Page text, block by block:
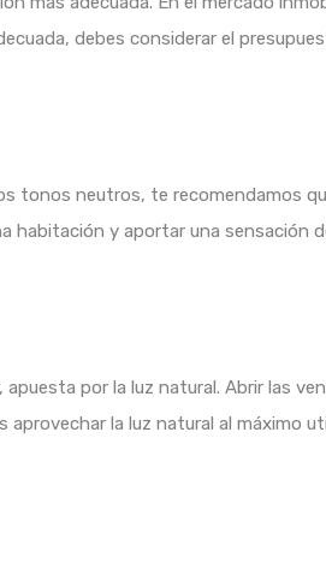
debes considerar el
tonos neutros, te recomendamos
y aportar una sensación
por la luz natural. Abrir las
la luz natural al máximo